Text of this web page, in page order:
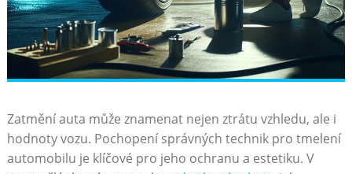
Zatmění auta může ‌znamenat ​nejen ztrátu vzhledu, ale⁣ i
hodnoty vozu. Pochopení⁣ správných ​technik ‌pro tmelení
automobilu je ​klíčové pro jeho ochranu ​a estetiku. V⁣